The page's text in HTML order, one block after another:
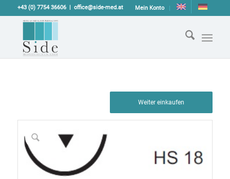
Mein Konto
+43 (0) 7754 36606 office@side-med.at
Weiter einkaufen